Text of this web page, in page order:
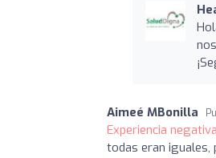
Aimeé MBonilla
Experiencia
todas eran iguales,